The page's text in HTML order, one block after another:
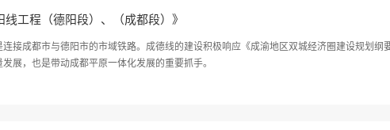
线工程（德阳段）、（成都段）》
接成都市与德阳市的市域铁路。成德线的建设积极响应《成渝地区双城经济圈建设规划纲
展，也是带动成都平原一体化发展的重要抓手。